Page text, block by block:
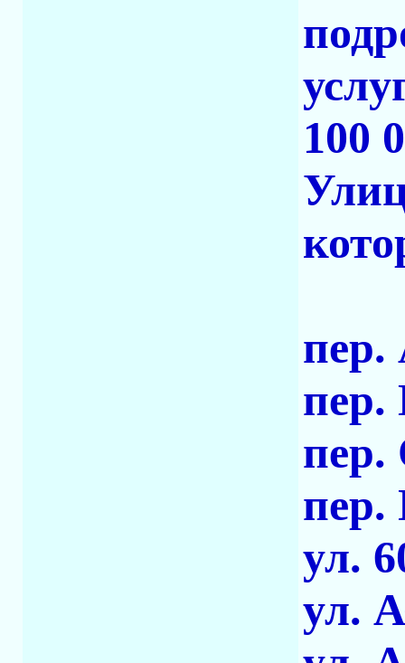
100
пер.
пер.
пер.
пер.
ул.
ул.